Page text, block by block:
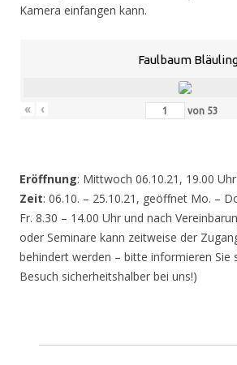
Kamera einfangen kann.
Faulbaum
« ‹ von 53
Eröffnung: Mittwoch 06.10.21, 19.00 Uhr
Zeit: 06.10. – 25.10.21, geöffnet Mo. –
Fr. 8.30 – 14.00 Uhr und nach
oder Seminare kann zeitweise der
behindert werden – bitte informieren Sie
Besuch sicherheitshalber bei uns!)